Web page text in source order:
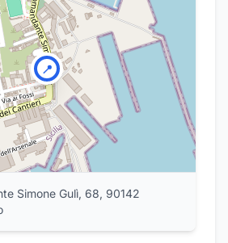
📍
Simone Gulì, 68, 90142